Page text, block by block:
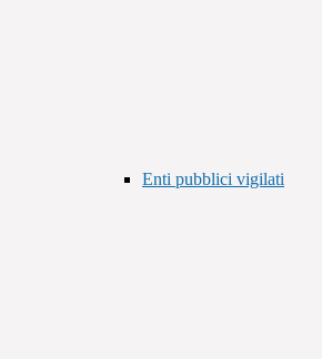
Enti pubblici vigilati